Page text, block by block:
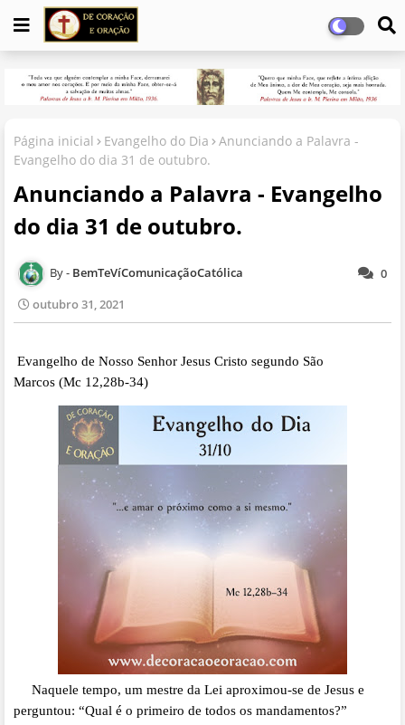
Página inicial Evangelho do Dia
Anunciando a Palavra -
Evangelho do dia 31 de outubro.
Anunciando a Palavra - Evangelho
do dia 31 de outubro.
0
BemTeVíComunicaçãoCatólica
outubro 31, 2021
Evangelho de Nosso Senhor Jesus Cristo segundo São
Marcos (Mc 12,28b-34)
Naquele tempo, um mestre da Lei aproximou-se de Jesus e
perguntou: “Qual é o primeiro de todos os mandamentos?”